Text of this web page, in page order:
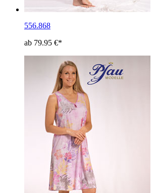
556.868
ab 79.95 €*